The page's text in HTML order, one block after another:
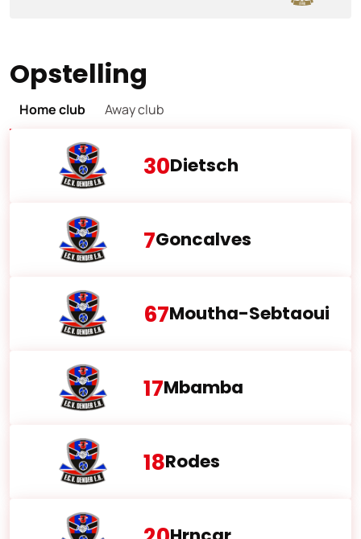
Opstelling
Home club Away club
30Dietsch
7Goncalves
67Moutha-Sebtaoui
17Mbamba
18Rodes